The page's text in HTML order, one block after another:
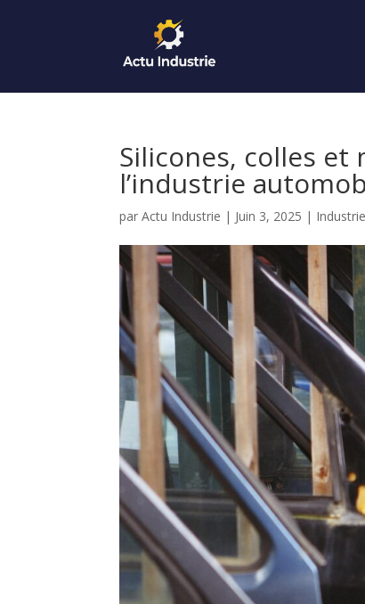
Silicones, colles et
l’industrie
parActu Industrie | Juin 3, 2025 | Industrie